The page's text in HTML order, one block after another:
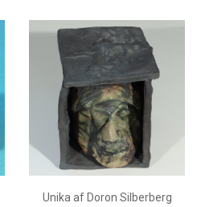
Unika af Doron Silberberg